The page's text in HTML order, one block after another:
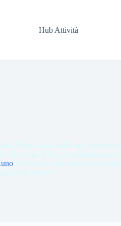
Hub Attività
Notes nasce dalla mia
alla volta. Il blog è personalizzato
. Se invece vuoi seguire una
di mezzo!